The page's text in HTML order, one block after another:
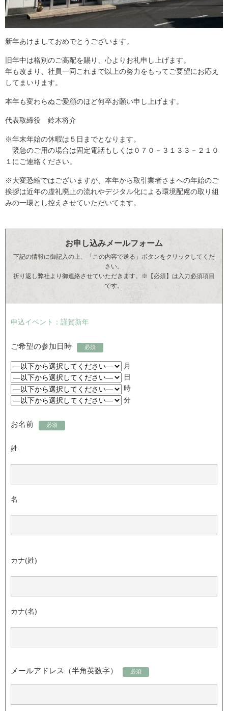
新年あけましておめでとうございます。
旧年中は格別のご高配を賜り、心よりお礼申し上げます。
年も改まり、社員一同これまで以上の努力をもってご要望にお応え
してまいります。
本年も変わらぬご愛顧のほど何卒お願い申し上げます。
代表取締役 鈴木将介
※年末年始の休暇は５日までとなります。
緊急のご用の場合は固定電話もしくは０７０－３１３３－２１０
１にご連絡ください。
※大変恐縮ではございますが、本年から取引業者さまへの年始のご
挨拶は近年の虚礼廃止の流れやデジタル化による環境配慮の取り組
みの一環とし控えさせていただいてます。
お申し込みメールフォーム
下記の情報に御記入の上、「この内容で送る」ボタンをクリックしてくだ
さい。
折り返し弊社より御連絡させていただきます。※【必須】は入力必須項目
です。
申込イベント：謹賀新年
ご希望の参加日時 必須
月
日
時
分
お名前 必須
姓
名
カナ(姓)
カナ(名)
メールアドレス（半角英数字） 必須